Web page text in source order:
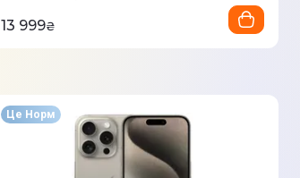
13 999₴
Це Норм